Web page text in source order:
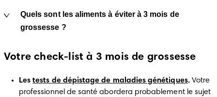
Quels sont les aliments à éviter à 3 mois de
grossesse ?
Votre check-list à 3 mois de grossesse
Les tests de dépistage de maladies génétiques. Votre
professionnel de santé abordera probablement le sujet